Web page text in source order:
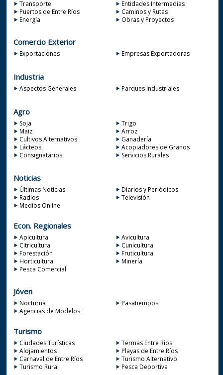
Transporte
Entidades Intermedias
Puertos de Entre Ríos
Caminos y Rutas
Energía
Obras y Proyectos
Comercio Exterior
Exportaciones Empresas Exportadoras
Industria
Aspectos Generales Parques Industriales
Agro
Soja
Trigo
Maiz
Arroz
Cultivos Alternativos
Ganadería
Lácteos
Acopiadores de Granos
Consignatarios
Servicios Rurales
Noticias
Últimas Noticias
Diarios y Periódicos
Radios
Televisión
Medios Online
Econ. Regionales
Apicultura
Avicultura
Citricultura
Cunicultura
Forestación
Fruticultura
Horticultura
Minería
Pesca Comercial
Jóven
Nocturna
Pasatiempos
Agencias de Modelos
Turismo
Ciudades Turísticas
Termas Entre Ríos
Alojamientos
Playas de Entre Ríos
Carnaval de Entre Ríos
Turismo Alternativo
Turismo Rural
Pesca Deportiva